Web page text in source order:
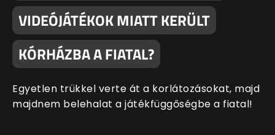
VIDEÓJÁTÉKOK MIATT KERÜLT
KÓRHÁZBA A FIATAL?
Egyetlen trükkel verte át a korlátozásokat, majd
majdnem belehalat a játékfüggőségbe a fiatal!